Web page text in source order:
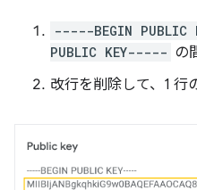
-----BEGIN
PUBLIC KEY----- の
改行を削除して、1 行